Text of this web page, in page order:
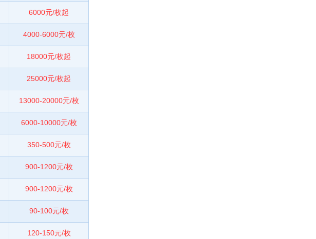
6000元/枚起
4000-6000元/枚
18000元/枚起
25000元/枚起
13000-20000元/枚
6000-10000元/枚
350-500元/枚
900-1200元/枚
900-1200元/枚
90-100元/枚
120-150元/枚